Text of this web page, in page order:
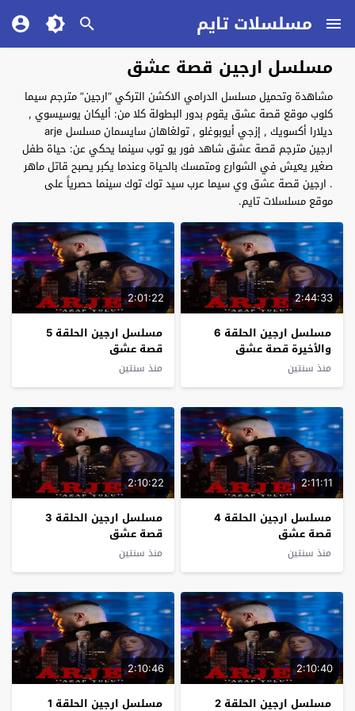
مسلسلات تايم
مسلسل ارجين قصة عشق
مشاهدة وتحميل مسلسل الدرامي الاكشن التركي “ارجين” مترجم سيما
كلوب موقع قصة عشق يقوم بدور البطولة كلا من: أليكان يوسيسوي ,
ديلارا أكسويك , إزجي أيوبوغلو , تولغاهان سايسمان مسلسل arje
ارجين مترجم قصة عشق شاهد فور يو توب سينما يحكي عن: حياة طفل
صغير يعيش في الشوارع ومتمسك بالحياة وعندما يكبر يصبح قاتل ماهر
. ارجين قصة عشق وي سيما عرب سيد توك توك سينما حصرياً على
موقع مسلسلات تايم.
2:44:33
مسلسل ارجين الحلقة 6
والأخيرة قصة عشق
منذ سنتين
2:01:22
مسلسل ارجين الحلقة 5
قصة عشق
منذ سنتين
2:11:11
مسلسل ارجين الحلقة 4
قصة عشق
منذ سنتين
2:10:22
مسلسل ارجين الحلقة 3
قصة عشق
منذ سنتين
2:10:40
مسلسل ارجين الحلقة 2
2:10:46
مسلسل ارجين الحلقة 1